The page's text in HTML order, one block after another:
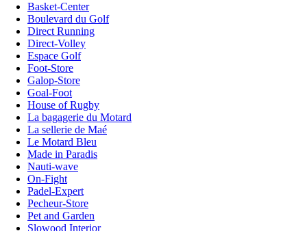
Basket-Center
Boulevard du Golf
Direct Running
Direct-Volley
Espace Golf
Foot-Store
Galop-Store
Goal-Foot
House of Rugby
La bagagerie du Motard
La sellerie de Maé
Le Motard Bleu
Made in Paradis
Nauti-wave
On-Fight
Padel-Expert
Pecheur-Store
Pet and Garden
Slowood Interior